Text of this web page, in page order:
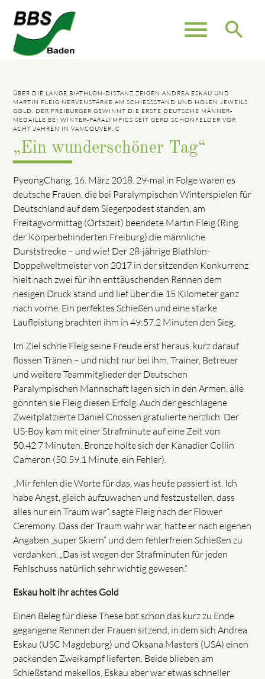
menu search
ÜBER DIE LANGE BIATHLON-DISTANZ ZEIGEN ANDREA ESKAU UND
MARTIN FLEIG NERVENSTÄRKE AM SCHIESSSTAND UND HOLEN JEWEILS G
OLD. DER FREIBURGER GEWINNT DIE ERSTE DEUTSCHE MÄNNER-M
EDAILLE BEI WINTER-PARALYMPICS SEIT GERD SCHÖNFELDER VOR A
CHT JAHREN IN VANCOUVER. C
„Ein wunderschöner Tag“
PyeongChang, 16. März 2018. 29-mal in Folge waren es
deutsche Frauen, die bei Paralympischen Winterspielen für
Deutschland auf dem Siegerpodest standen, am
Freitagvormittag (Ortszeit) beendete Martin Fleig (Ring
der Körperbehinderten Freiburg) die männliche
Durststrecke – und wie! Der 28-jährige Biathlon-
Doppelweltmeister von 2017 in der sitzenden Konkurrenz
hielt nach zwei für ihn enttäuschenden Rennen dem
riesigen Druck stand und lief über die 15 Kilometer ganz
nach vorne. Ein perfektes Schießen und eine starke
Laufleistung brachten ihm in 49:57.2 Minuten den Sieg.
Im Ziel schrie Fleig seine Freude erst heraus, kurz darauf
flossen Tränen – und nicht nur bei ihm. Trainer, Betreuer
und weitere Teammitglieder der Deutschen
Paralympischen Mannschaft lagen sich in den Armen, alle
gönnten sie Fleig diesen Erfolg. Auch der geschlagene
Zweitplatzierte Daniel Cnossen gratulierte herzlich. Der
US-Boy kam mit einer Strafminute auf eine Zeit von
50.42.7 Minuten. Bronze holte sich der Kanadier Collin
Cameron (50:59.1 Minute, ein Fehler).
„Mir fehlen die Worte für das, was heute passiert ist. Ich
habe Angst, gleich aufzuwachen und festzustellen, dass
alles nur ein Traum war“, sagte Fleig nach der Flower
Ceremony. Dass der Traum wahr war, hatte er nach eigenen
Angaben „super Skiern“ und dem fehlerfreien Schießen zu
verdanken. „Das ist wegen der Strafminuten für jeden
Fehlschuss natürlich sehr wichtig gewesen.“
Eskau holt ihr achtes Gold
Einen Beleg für diese These bot schon das kurz zu Ende
gegangene Rennen der Frauen sitzend, in dem sich Andrea
Eskau (USC Magdeburg) und Oksana Masters (USA) einen
packenden Zweikampf lieferten. Beide blieben am
Schießstand makellos, Eskau aber war etwas schneller